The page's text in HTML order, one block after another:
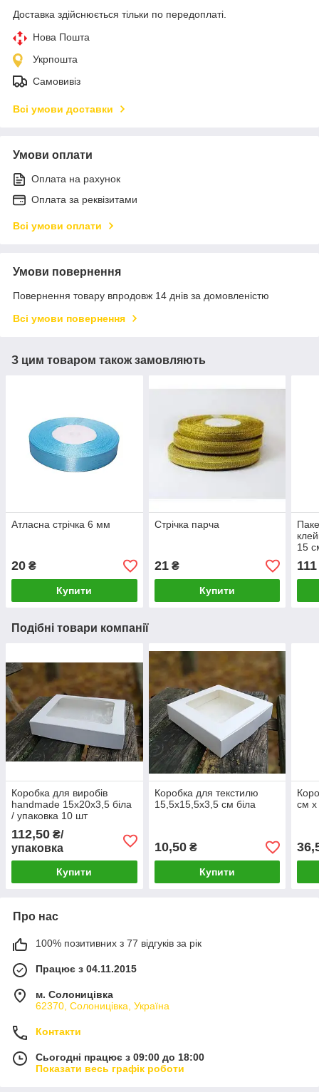
Доставка здійснюється тільки по передоплаті.
Нова Пошта
Укрпошта
Самовивіз
Всі умови доставки
Умови оплати
Оплата на рахунок
Оплата за реквізитами
Всі умови оплати
Умови повернення
Повернення товару впродовж 14 днів за домовленістю
Всі умови повернення
З цим товаром також замовляють
Атласна стрічка 6 мм
20 ₴
Купити
Стрічка парча
21₴
Купити
15
111
Подібні товари компанії
Коробка для виробів
handmade 15х20х3,5 біла
/ упаковка 10 шт
112,50 ₴/
упаковка
Купити
Коробка для текстилю
15,5х15,5х3,5 см біла
10,50₴
Купити
см х
Про нас
100% позитивних з 77 відгуків за рік
Працює з 04.11.2015
м. Солоницівка
62370, Солоницівка, Україна
Контакти
Сьогодні працює з 09:00 до 18:00
Показати весь графік роботи